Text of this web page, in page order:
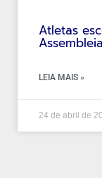
Atletas
LEIA MAIS »
24 de abril de